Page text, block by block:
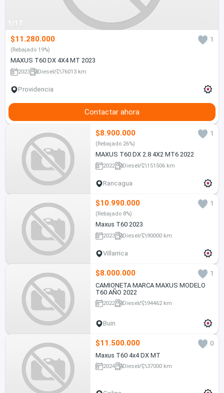
1/17
$11.280.000 1
(Rebajado 19%)
MAXUS T60 DX 4X4 MT 2023
2023 Diesel 76013 km
Providencia
Contactar ahora
$8.900.000 1
(Rebajado 26%)
MAXUS T60 DX 2.8 4X2 MT6 2022
2022 Diesel 151506 km
Rancagua
$10.990.000 1
(Rebajado 8%)
Maxus T60 2023
2023 Diesel 90000 km
Villarrica
$8.000.000
1
CAMIONETA MARCA MAXUS MODELO
T60 AÑO 2022
2022 Diesel 94462 km
Buin
$11.500.000
0
Maxus T60 4x4 DX MT
2024 Diesel 37000 km